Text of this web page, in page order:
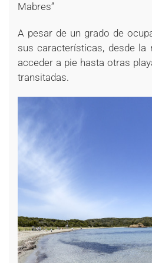
Mabres”
A pesar de un grado de
sus características, desde la
acceder a pie hasta otras
transitadas.